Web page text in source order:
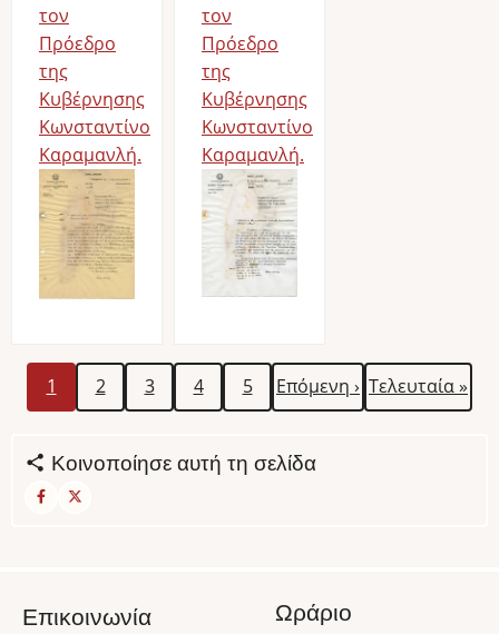
τον
Πρόεδρο
της
Κυβέρνησης
Κωνσταντίνο
Καραμανλή.
τον
Πρόεδρο
της
Κυβέρνησης
Κωνσταντίνο
Καραμανλή.
Σελιδοποίηση
Τρέχουσα
σελίδα
1 Σελίδα
2 Σελίδα
3 Σελίδα
4 Σελίδα
5
Next
page
Επόμενη › Last
page
Τελευταία »
Κοινοποίησε αυτή τη σελίδα
Επικοινωνία
Ωράριο